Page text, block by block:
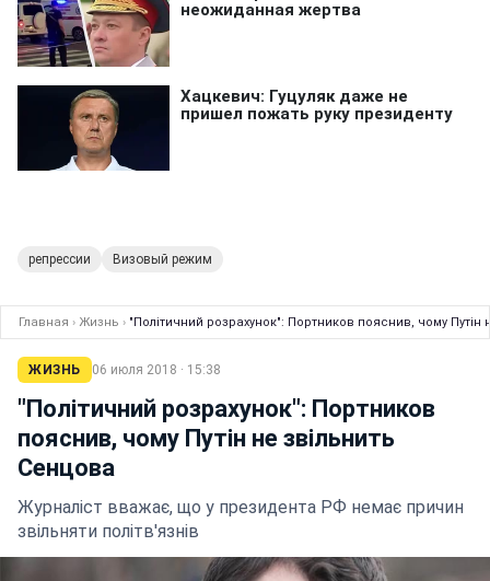
репрессии Визовый режим
Главная › Жизнь › "Політичний розрахунок": Портников пояснив, чому Путін
ЖИЗНЬ 06 июля 2018 · 15:38
"Політичний розрахунок": Портников
пояснив, чому Путін не звільнить
Сенцова
Журналіст вважає, що у президента РФ немає причин
звільняти політв'язнів